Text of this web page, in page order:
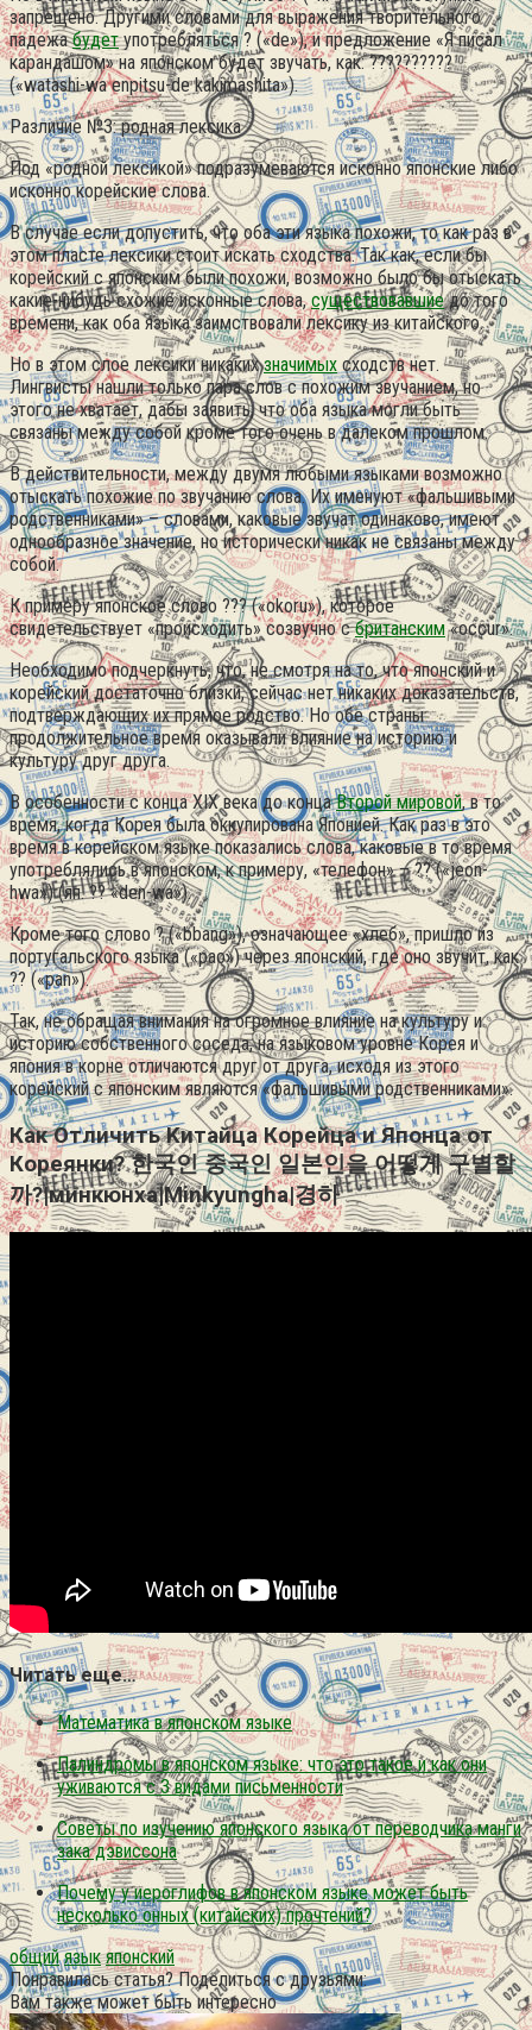
запрещено. Другими словами для выражения творительного
падежабудетупотребляться ? («de»), и предложение «Я писал
карандашом» на японском будет звучать, как: ??????????
(«watashi-wa enpitsu-de kakimashita»).
Различие №3: родная лексика
Под «родной лексикой» подразумеваются исконно японские либо
исконно корейские слова.
В случае если допустить, что оба эти языка похожи, то как раз в
этом пласте лексики стоит искать сходства. Так как, если бы
корейский с японским были похожи, возможно было бы отыскать
какие-нибудь схожие исконные слова,существовавшиедо того
времени, как оба языка заимствовали лексику из китайского.
Но в этом слое лексики никакихзначимых сходств нет.
Лингвисты нашли только пара слов с похожим звучанием, но
этого не хватает, дабы заявить, что оба языка могли быть
связаны между собой кроме того очень в далеком прошлом.
В действительности, между двумя любыми языками возможно
отыскать похожие по звучанию слова. Их именуют «фальшивыми
родственниками» – словами, каковые звучат одинаково, имеют
однообразное значение, но исторически никак не связаны между
собой.
К примеру японское слово ??? («okoru»), которое
свидетельствует «происходить» созвучно сбританским«occur».
Необходимо подчеркнуть, что, не смотря на то, что японский и
корейский достаточно близки, сейчас нет никаких доказательств,
подтверждающих их прямое родство. Но обе страны
продолжительное время оказывали влияние на историю и
культуру друг друга.
В особенности с конца XIX века до концаВторой мировой, в то
время, когда Корея была оккупирована Японией. Как раз в это
время в корейском языке показались слова, каковые в то время
употреблялись в японском, к примеру, «телефон» – ?? («jeon-
hwa») (яп. ?? «den-wa»).
Кроме того слово ? («bbang»), означающее «хлеб», пришло из
португальского языка («pao») через японский, где оно звучит, как
?? («pan»).
Так, не обращая внимания на огромное влияние на культуру и
историю собственного соседа, на языковом уровне Корея и
япония в корне отличаются друг от друга, исходя из этого
корейский с японским являются «фальшивыми родственниками».
Как Отличить Kитайца Корейца и Японца от
Кореянки? 한국인 중국인 일본인을 어떻게 구별할
까?|минкюнха|Minkyungha|경하
Читать еще…
Математика в японском языке
Палиндромы в японском языке: что это такое и как они
уживаются с 3 видами письменности
Советы по изучению японского языка от переводчика манги
зака дэвиссона
Почему у иероглифов в японском языке может быть
несколько онных (китайских) прочтений?
общий язык японский
Понравилась статья? Поделиться с друзьями:
Вам также может быть интересно